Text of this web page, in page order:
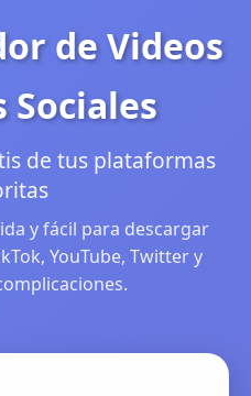
de Videos
Sociales
de tus plataformas
y fácil para descargar
YouTube, Twitter y